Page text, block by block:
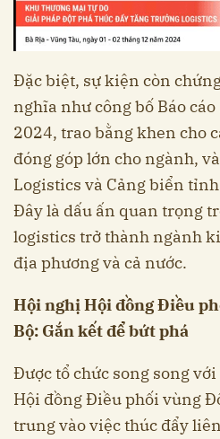
Đặc biệt, sự kiện còn
nghĩa như công bố Báo
2024, trao bằng khen cho
đóng góp lớn cho ngành,
Logistics và Cảng biển
Đây là dấu ấn quan trọng
logistics trở thành ngành
địa phương và cả nước.
Hội nghị Hội đồng Điều
Bộ: Gắn kết để bứt phá
Được tổ chức song song
Hội đồng Điều phối vùng
trung vào việc thúc đẩy